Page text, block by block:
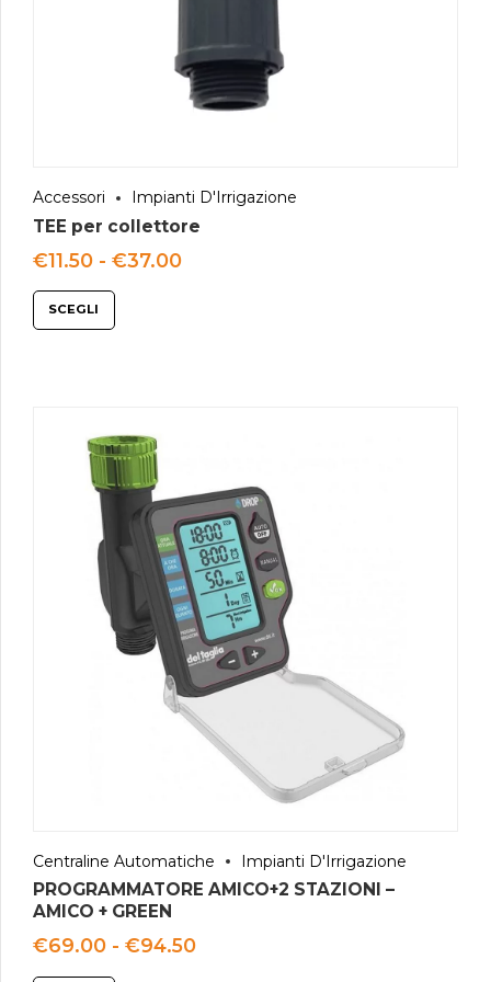
Accessori Impianti D'Irrigazione
TEE per collettore
€11.50 - €37.00Fascia
SCEGLI
Centraline Automatiche Impianti D'Irrigazione
PROGRAMMATORE AMICO+2 STAZIONI –
AMICO + GREEN
€69.00 - €94.50Fascia